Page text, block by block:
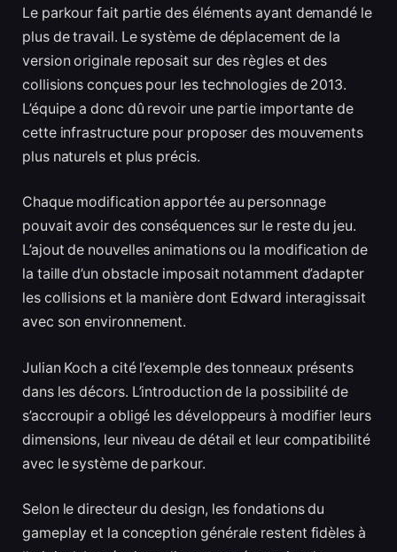
Le parkour fait partie des éléments ayant demandé le
plus de travail. Le système de déplacement de la
version originale reposait sur des règles et des
collisions conçues pour les technologies de 2013.
L’équipe a donc dû revoir une partie importante de
cette infrastructure pour proposer des mouvements
plus naturels et plus précis.
Chaque modification apportée au personnage
pouvait avoir des conséquences sur le reste du jeu.
L’ajout de nouvelles animations ou la modification de
la taille d’un obstacle imposait notamment d’adapter
les collisions et la manière dont Edward interagissait
avec son environnement.
Julian Koch a cité l’exemple des tonneaux présents
dans les décors. L’introduction de la possibilité de
s’accroupir a obligé les développeurs à modifier leurs
dimensions, leur niveau de détail et leur compatibilité
avec le système de parkour.
Selon le directeur du design, les fondations du
gameplay et la conception générale restent fidèles à